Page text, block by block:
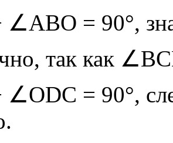
= 90°,
так как
= 90°,